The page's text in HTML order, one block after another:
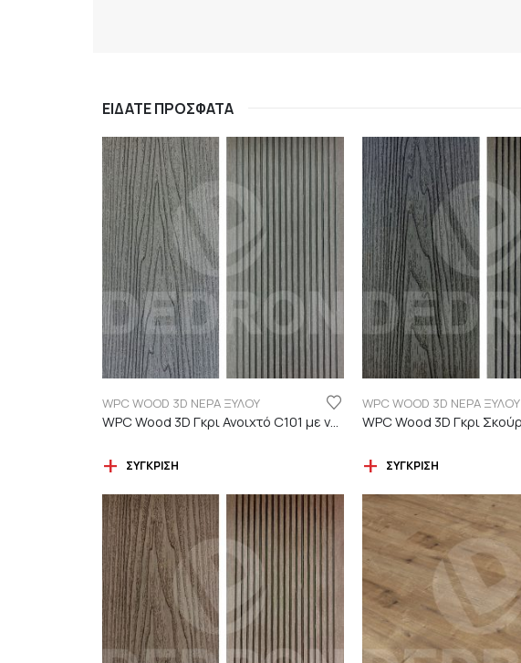
ΕΊΔΑΤΕ ΠΡΌΣΦΑΤΑ
WPC WOOD 3D ΝΕΡΑ ΞΥΛΟΥ
ΣΎΓΚΡΙΣΗ
WPC WOOD 3D ΝΕΡΑ ΞΥΛΟΥ
ΣΎΓΚΡΙΣΗ